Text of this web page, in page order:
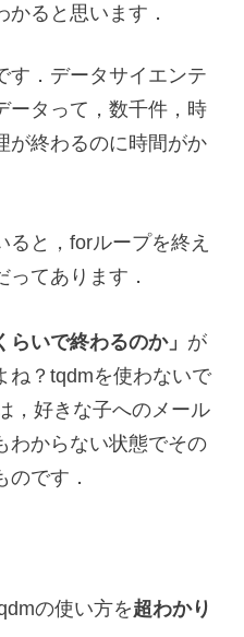
かると思います．
す．データサイエンテ
ータって，数千件，時
が終わるのに時間がか
と，forループを終え
てあります．
らいで終わるのか」 が
ね？tqdmを使わないで
，好きな子へのメール
わからない状態でその
です．
の使い方を超わかり